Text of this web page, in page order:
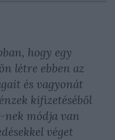
hogy egy
létre ebben az
és vagyonát
kifizetéséből
nek módja van
véget